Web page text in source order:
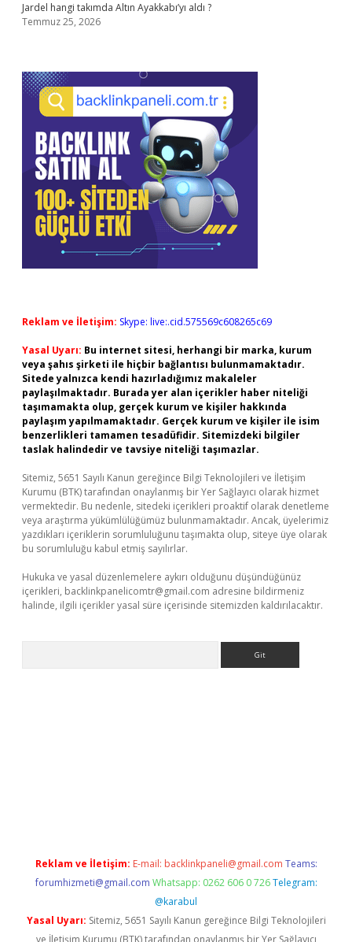
Jardel hangi takımda Altın Ayakkabı’yı aldı ?
Temmuz 25, 2026
Reklam ve İletişim: Skype: live:.cid.575569c608265c69
Yasal Uyarı: Bu internet sitesi, herhangi bir marka, kurum
veya şahıs şirketi ile hiçbir bağlantısı bulunmamaktadır.
Sitede yalnızca kendi hazırladığımız makaleler
paylaşılmaktadır. Burada yer alan içerikler haber niteliği
taşımamakta olup, gerçek kurum ve kişiler hakkında
paylaşım yapılmamaktadır. Gerçek kurum ve kişiler ile isim
benzerlikleri tamamen tesadüfidir. Sitemizdeki bilgiler
taslak halindedir ve tavsiye niteliği taşımazlar.
Sitemiz, 5651 Sayılı Kanun gereğince Bilgi Teknolojileri ve İletişim
Kurumu (BTK) tarafından onaylanmış bir Yer Sağlayıcı olarak hizmet
vermektedir. Bu nedenle, sitedeki içerikleri proaktif olarak denetleme
veya araştırma yükümlülüğümüz bulunmamaktadır. Ancak, üyelerimiz
yazdıkları içeriklerin sorumluluğunu taşımakta olup, siteye üye olarak
bu sorumluluğu kabul etmiş sayılırlar.
Hukuka ve yasal düzenlemelere aykırı olduğunu düşündüğünüz
içerikleri, backlinkpanelicomtr@gmail.com adresine bildirmeniz
halinde, ilgili içerikler yasal süre içerisinde sitemizden kaldırılacaktır.
Reklam ve İletişim: E-mail: backlinkpaneli@gmail.com Teams:
forumhizmeti@gmail.com Whatsapp: 0262 606 0 726 Telegram:
@karabul
Yasal Uyarı: Sitemiz, 5651 Sayılı Kanun gereğince Bilgi Teknolojileri
ve İletişim Kurumu (BTK) tarafından onaylanmış bir Yer Sağlayıcı